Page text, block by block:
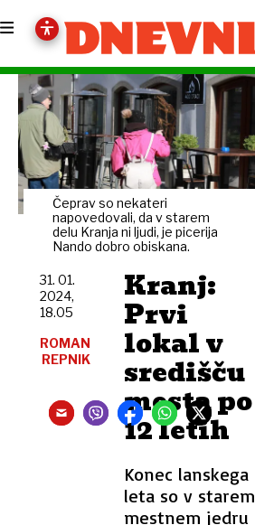
Čeprav so nekateri
napovedovali, da v starem
delu Kranja ni ljudi, je picerija
Nando dobro obiskana.
Kranj:
Prvi
lokal v
središču
mesta po
12 letih
Konec lanskega
leta so v starem
mestnem jedru
31. 01.
2024,
18.05
ROMAN
REPNIK